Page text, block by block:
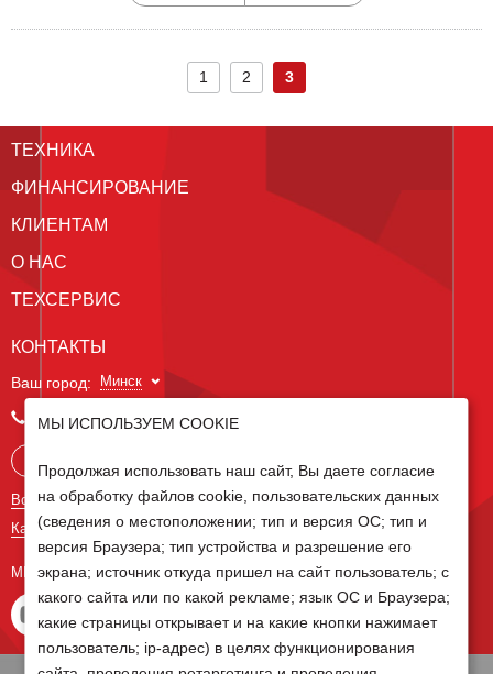
1 2 3
ТЕХНИКА
ФИНАНСИРОВАНИЕ
КЛИЕНТАМ
О НАС
ТЕХСЕРВИС
КОНТАКТЫ
Ваш город: Минск
+375 29 238 97 34
Все контакты
Карта сайта
МЫ В СОЦ СЕТЯХ
МЫ ИСПОЛЬЗУЕМ COOKIE
Продолжая использовать наш сайт, Вы даете согласие
на обработку файлов cookie, пользовательских данных
(сведения о местоположении; тип и версия ОС; тип и
версия Браузера; тип устройства и разрешение его
экрана; источник откуда пришел на сайт пользователь; с
какого сайта или по какой рекламе; язык ОС и Браузера;
какие страницы открывает и на какие кнопки нажимает
пользователь; ip-адрес) в целях функционирования